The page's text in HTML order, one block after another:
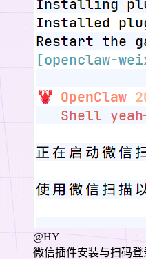
@HY
微信插件安装与扫码登